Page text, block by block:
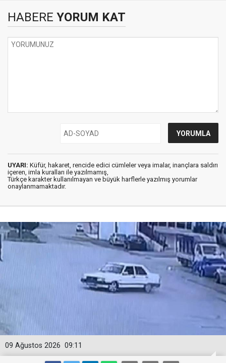
HABERE YORUM KAT
UYARI: Küfür, hakaret, rencide edici cümleler veya imalar, inançlara saldırı
içeren, imla kuralları ile yazılmamış,
Türkçe karakter kullanılmayan ve büyük harflerle yazılmış yorumlar
onaylanmamaktadır.
09:11
09 Ağustos 2026